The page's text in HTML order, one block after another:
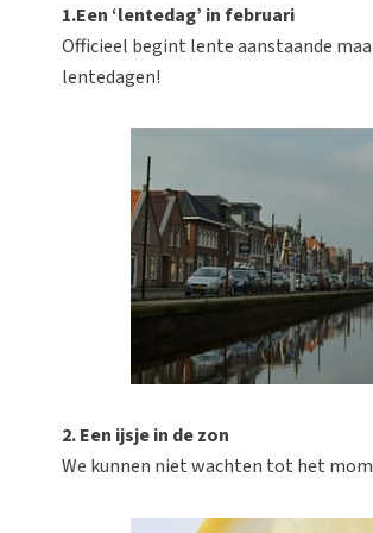
1.Een ‘lentedag’ in februari
Officieel begint lente aanstaande
lentedagen!
2. Een ijsje in de zon
We kunnen niet wachten tot het